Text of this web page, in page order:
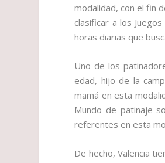
modalidad, con el fin
clasificar a los
horas diarias que
Uno de los
edad, hijo de la
mamá en esta
Mundo de patinaje
referentes en esta
De hecho, Valencia